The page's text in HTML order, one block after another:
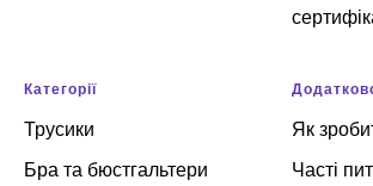
Категорії
Трусики
Бра та бюстгальтери
Як
Часті